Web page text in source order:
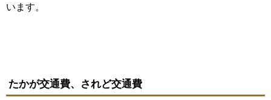
います。
たかが交通費、されど交通費